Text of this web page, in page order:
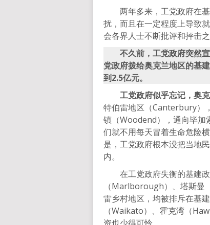
两年多来，工党政府在基
扰，而且在一定程度上导致
会各界人士不断批评和抨击
不久前，工党政府突然
党政府拨给奥克兰地区的基
到2.5亿元。
工党政府似乎忘记，奥
特伯雷地区（Canterbury）
镇（Woodend），通向毕加
们就不用每天冒着生命危险
是，工党政府根本没把当地
内。
在工党政府失衡的基建政
（Marlborough）、塔斯曼
雷乡村地区，均被排斥在基
（Waikato）、霍克湾（